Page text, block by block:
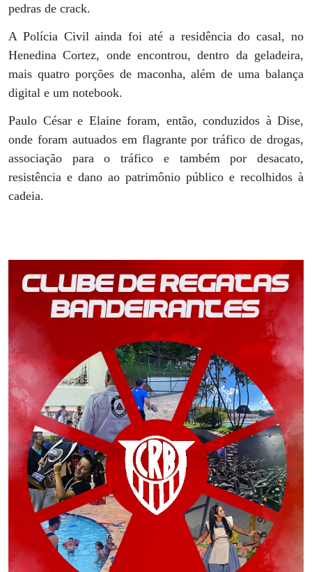
pedras de crack.
A Polícia Civil ainda foi até a residência do casal, no
Henedina Cortez, onde encontrou, dentro da geladeira,
mais quatro porções de maconha, além de uma balança
digital e um notebook.
Paulo César e Elaine foram, então, conduzidos à Dise,
onde foram autuados em flagrante por tráfico de drogas,
associação para o tráfico e também por desacato,
resistência e dano ao patrimônio público e recolhidos à
cadeia.